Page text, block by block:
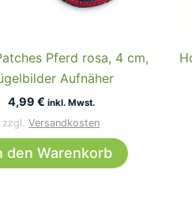
Pferd rosa, 4 cm,
Aufnäher
4,99 € inkl. Mwst.
zzgl. Versandkosten
den Warenkorb